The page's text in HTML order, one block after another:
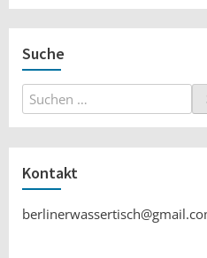
Suche
Suchen
nach:
Kontakt